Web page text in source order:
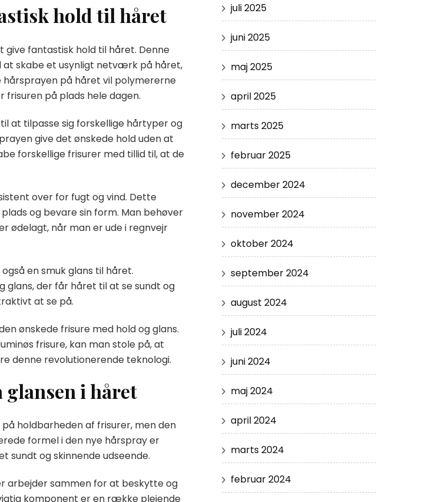
hold til håret
fantastisk hold til håret. Denne
at skabe et usynligt netværk på håret,
hårsprayen på håret vil polymererne
frisuren på plads hele dagen.
at tilpasse sig forskellige hårtyper og
give det ønskede hold uden at
forskellige frisurer med tillid til, at de
over for fugt og vind. Dette
og bevare sin form. Man behøver
ødelagt, når man er ude i regnvejr
en smuk glans til håret.
der får håret til at se sundt og
at se på.
ønskede frisure med hold og glans.
frisure, kan man stole på, at
denne revolutionerende teknologi.
glansen i håret
holdbarheden af frisurer, men den
formel i den nye hårspray er
sundt og skinnende udseende.
arbejder sammen for at beskytte og
komponent er en række plejende
juli 2025
juni 2025
maj 2025
april 2025
marts 2025
februar 2025
december 2024
november 2024
oktober 2024
september 2024
august 2024
juli 2024
juni 2024
maj 2024
april 2024
marts 2024
februar 2024